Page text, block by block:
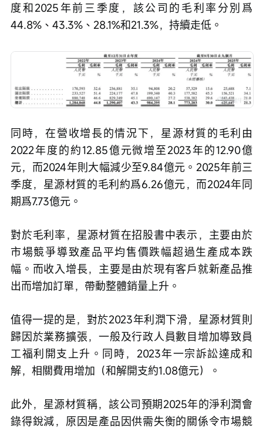
度和2025年前三季度，該公司的毛利率分別爲
44.8%、43.3%、28.1%和21.3%，持續走低。
同時，在營收增長的情況下，星源材質的毛利由
2022年度的約12.85億元微增至2023年的12.90億
元，而2024年則大幅減少至9.84億元。2025年前三
季度，星源材質的毛利約爲6.26億元，而2024年同
期爲7.73億元。
對於毛利率，星源材質在招股書中表示，主要由於
市場競爭導致產品平均售價跌幅超過生產成本跌
幅。而收入增長，主要是由於現有客戶就新產品推
出而增加訂單，帶動整體銷量上升。
值得一提的是，對於2023年利潤下滑，星源材質則
歸因於業務擴張，一般及行政人員數目增加導致員
工福利開支上升。同時，2023年一宗訴訟達成和
解，相關費用增加（和解開支約1.08億元）。
此外，星源材質稱，該公司預期2025年的淨利潤會
錄得銳減，原因是產品因供需失衡的關係令市場競